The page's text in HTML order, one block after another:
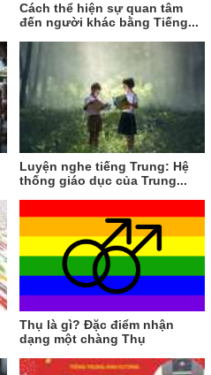
Cách thể hiện sự quan tâm
đến người khác bằng Tiếng...
Luyện nghe tiếng Trung: Hệ
thống giáo dục của Trung...
Thụ là gì? Đặc điểm nhận
dạng một chàng Thụ